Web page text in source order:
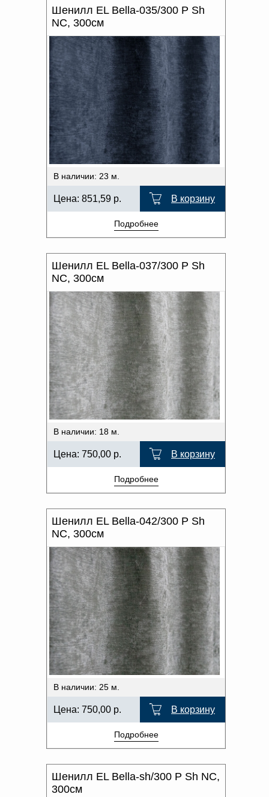
Шенилл EL Bella-035/300 P Sh
NC, 300см
В наличии: 23 м.
Цена: 851,59 р. В корзину
Подробнее
Шенилл EL Bella-037/300 P Sh
NC, 300см
В наличии: 18 м.
Цена: 750,00 р. В корзину
Подробнее
Шенилл EL Bella-042/300 P Sh
NC, 300см
В наличии: 25 м.
Цена: 750,00 р. В корзину
Подробнее
Шенилл EL Bella-sh/300 P Sh NC,
300см